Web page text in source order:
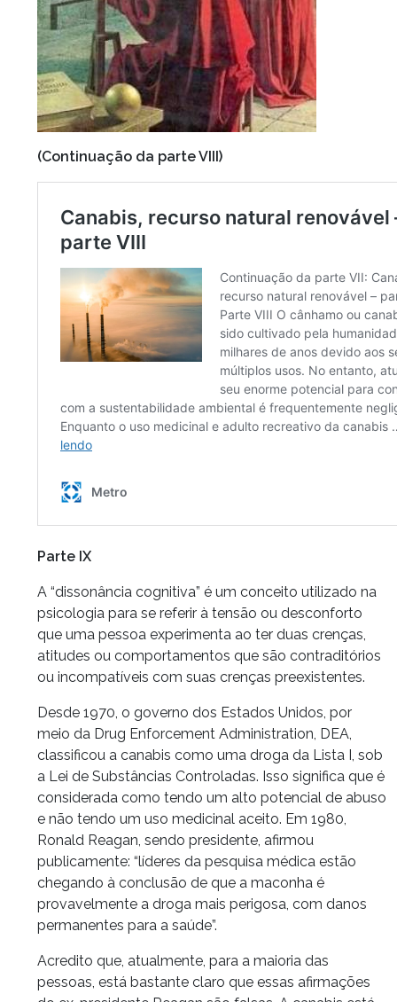
(Continuação da parte VIII)
Parte IX
A “dissonância cognitiva” é um conceito utilizado na
psicologia para se referir à tensão ou desconforto
que uma pessoa experimenta ao ter duas crenças,
atitudes ou comportamentos que são contraditórios
ou incompatíveis com suas crenças preexistentes.
Desde 1970, o governo dos Estados Unidos, por
meio da Drug Enforcement Administration, DEA,
classificou a canabis como uma droga da Lista I, sob
a Lei de Substâncias Controladas. Isso significa que é
considerada como tendo um alto potencial de abuso
e não tendo um uso medicinal aceito. Em 1980,
Ronald Reagan, sendo presidente, afirmou
publicamente: “líderes da pesquisa médica estão
chegando à conclusão de que a maconha é
provavelmente a droga mais perigosa, com danos
permanentes para a saúde”.
Acredito que, atualmente, para a maioria das
pessoas, está bastante claro que essas afirmações